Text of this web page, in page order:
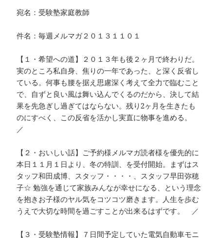
宛名：受験塾家庭教師
件名：毎週メルマガ２０１３１１０１
【１・希望への道】２０１３年も後２ヶ月で終わりだ。
実のところ私自身、焦りの一年であった、と深く反省し
ている。何事も腰を据え思慮深く考えて全力で臨むこと
で、自ずと良い風は舞い込んでくるのだから、決して結
果を先急ぎし過ぎてはならない。残り2ヶ月を生きたも
のにすべく、この反省を活かし実直に物事を進める。
／
【２・おいしい話】ご予約様メルマガ読者様を優先的に
本日１１月１日より、冬の特訓、を受付開始。まずはス
タッフ和田成博、スタッフ・・・・、スタッフ早田弥穂
子☆ 勉強を通じて家族みんなが幸せになる、という理念
を抱きお子様のヤル気をコツコツ磨きます。人生を歩む
うえで大切な時間を過ごすことが出来るはずです。 ／
【３・受験塾情報】７日間予定していた電気自動車モニ